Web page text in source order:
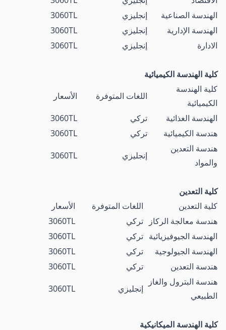
الهندسة الصناعية
إنجليزي
3060TL
الهندسة الإدارية
إنجليزي
3060TL
الادارة
إنجليزي 3060TL
كلية الهندسة الكيميائية
كلية الهندسة
الكيميائية
اللغات المتوفرة
الأسعار
الهندسة الغذائية
تركي
3060TL
هندسة الكيميائية
تركي
3060TL
هندسة التعدين
والمواد
إنجليزي 3060TL
كلية التعدين
كلية التعدين
اللغات المتوفرة
الأسعار
هندسة معالجة الركاز
تركي
3060TL
الهندسة الجيوفيزيائية تركي
3060TL
الهندسة الجيولوجية
تركي
3060TL
هندسة التعدين
تركي
3060TL
هندسة البترول والغاز
الطبيعي
إنجليزي 3060TL
كلية الهندسة الميكانيكية